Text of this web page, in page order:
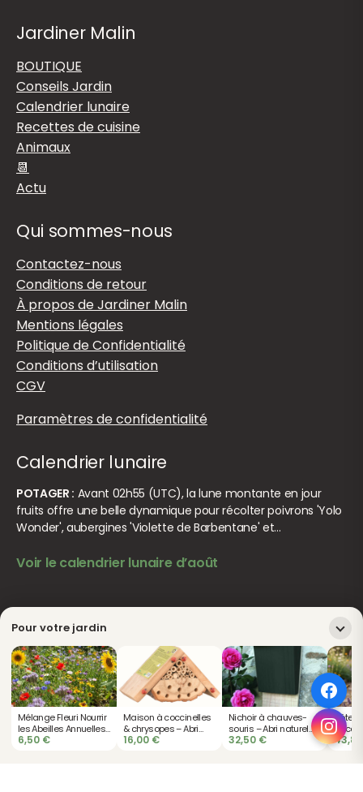
Pour votre jardin
Mélange Fleuri Nourrir
les Abeilles Annuelles
pour 5 à 20 m² - 20
6,50 €
Maison à coccinelles
& chrysopes – Abri
insectes utiles en bois
16,00 €
Nichoir à chauves-
souris – Abri naturel
anti-moustiques
32,50 €
Hôtel
-
Jardiner Malin
BOUTIQUE
Conseils Jardin
Calendrier lunaire
Recettes de cuisine
Animaux
📆
Actu
Qui sommes-nous
Contactez-nous
Conditions de retour
À propos de Jardiner Malin
Mentions légales
Politique de Confidentialité
Conditions d’utilisation
CGV
Paramètres de confidentialité
Calendrier lunaire
POTAGER : Avant 02h55 (UTC), la lune montante en jour
fruits offre une belle dynamique pour récolter poivrons 'Yolo
Wonder', aubergines 'Violette de Barbentane' et…
Voir le calendrier lunaire d’août